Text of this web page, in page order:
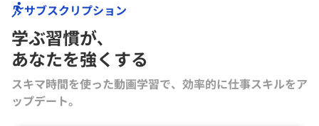
サブスクリプション
学ぶ習慣が､
あなたを強くする
スキマ時間を使った動画学習で、効率的に仕事スキルをア
ップデート。